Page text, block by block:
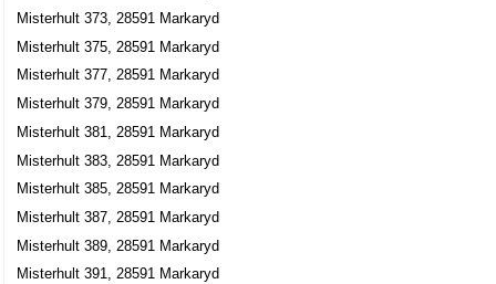
Misterhult 373, 28591 Markaryd
Misterhult 375, 28591 Markaryd
Misterhult 377, 28591 Markaryd
Misterhult 379, 28591 Markaryd
Misterhult 381, 28591 Markaryd
Misterhult 383, 28591 Markaryd
Misterhult 385, 28591 Markaryd
Misterhult 387, 28591 Markaryd
Misterhult 389, 28591 Markaryd
Misterhult 391, 28591 Markaryd